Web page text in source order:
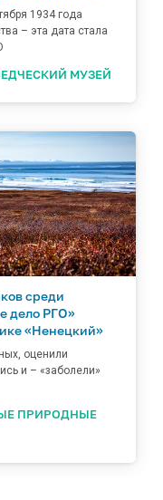
1934 года
– эта дата стала
МУЗЕЙ
среди
дело РГО»
«Ненецкий»
оценили
и – «заболели»
ПРИРОДНЫЕ